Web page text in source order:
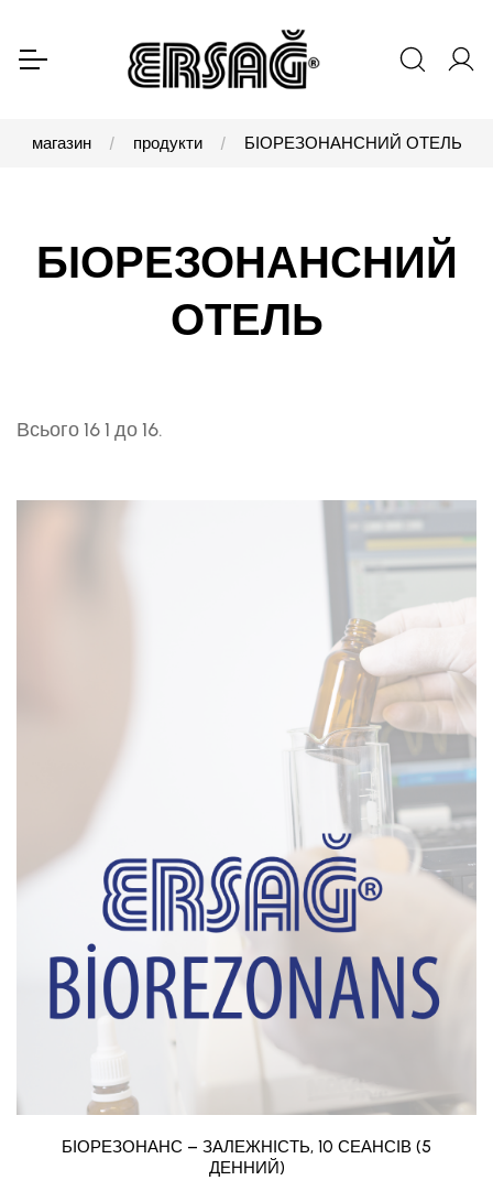
магазин продукти БІОРЕЗОНАНСНИЙ ОТЕЛЬ
БІОРЕЗОНАНСНИЙ
ОТЕЛЬ
Всього 16 1 до 16.
БІОРЕЗОНАНС – ЗАЛЕЖНІСТЬ, 10 СЕАНСІВ (5
ДЕННИЙ)